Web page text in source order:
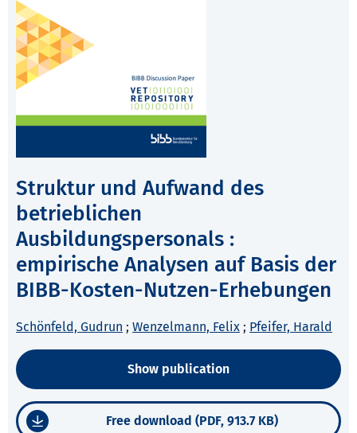
Struktur und Aufwand des
betrieblichen
Ausbildungspersonals :
empirische Analysen auf Basis der
BIBB-Kosten-Nutzen-Erhebungen
Schönfeld, Gudrun ; Wenzelmann, Felix ; Pfeifer, Harald
Show publication
Free download (PDF, 913.7 KB)